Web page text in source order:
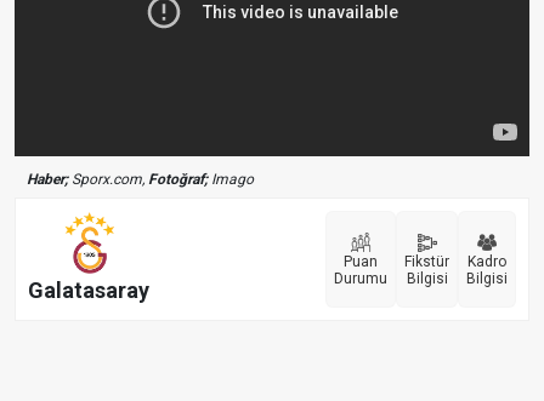
Haber;Sporx.com, Fotoğraf;Imago
Galatasaray
Puan
Durumu
Fikstür
Bilgisi
Kadro
Bilgisi